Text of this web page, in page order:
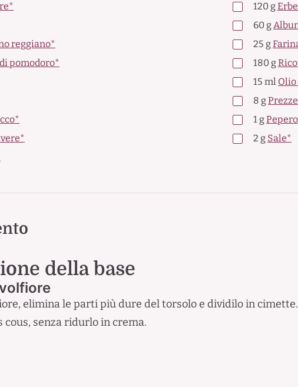
120 g
60 g
reggiano* 25 g
pomodoro* 180 g
15 ml
8 g
1 g
2 g Sale*
della base
elimina le parti più dure del torsolo e dividilo in
cous, senza ridurlo in crema.